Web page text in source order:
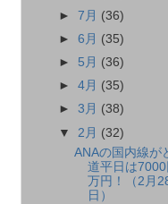
►7月 (36)
►6月 (35)
► 5月 (36)
►4月 (35)
►3月 (38)
▼ 2月 (32)
ANAの国内線が
道平日は
万円！（2月
日）